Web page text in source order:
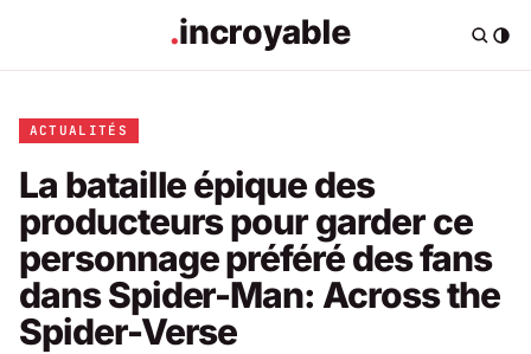
ACTUALITÉS
La bataille épique des
producteurs pour garder ce
personnage préféré des fans
dans Spider-Man: Across the
Spider-Verse